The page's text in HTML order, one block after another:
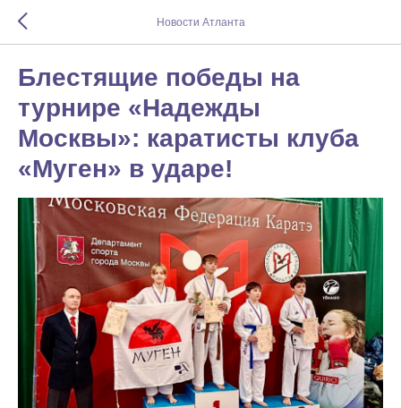
Новости Атланта
Блестящие победы на
турнире «Надежды
Москвы»: каратисты клуба
«Муген» в ударе!